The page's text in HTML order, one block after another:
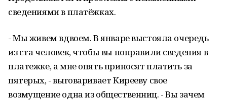
сведениями в платёжках.
- Мы живем вдвоем. В январе выстояла очередь
из ста человек, чтобы вы поправили сведения в
платежке, а мне опять приносят платить за
пятерых, - выговаривает Кирееву свое
возмущение одна из общественниц. - Вы зачем